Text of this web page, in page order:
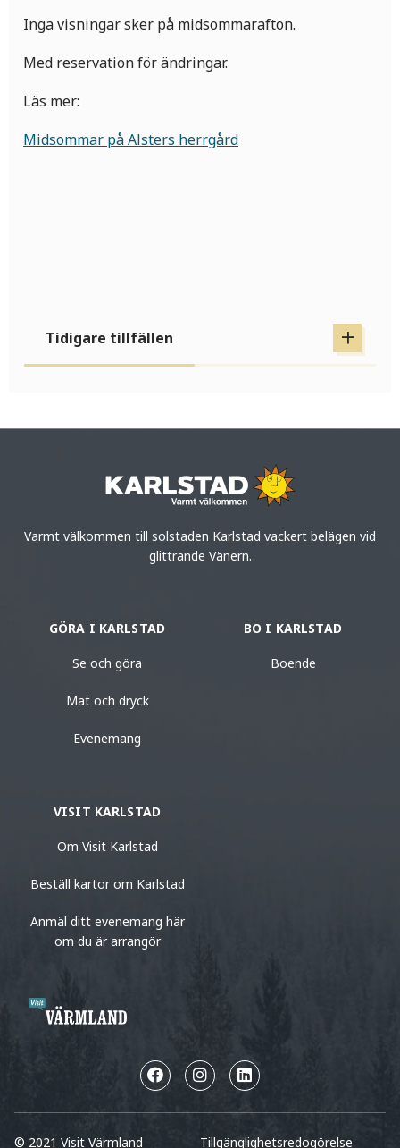
Inga visningar sker på midsommarafton.
Med reservation för ändringar.
Läs mer:
Midsommar på Alsters herrgård
Tidigare tillfällen
Varmt välkommen till solstaden Karlstad vackert belägen vid
glittrande Vänern.
GÖRA I KARLSTAD
Se och göra
Mat och dryck
Evenemang
BO I KARLSTAD
Boende
VISIT KARLSTAD
Om Visit Karlstad
Beställ kartor om Karlstad
Anmäl ditt evenemang här
om du är arrangör
© 2021 Visit Värmland Tillgänglighetsredogörelse